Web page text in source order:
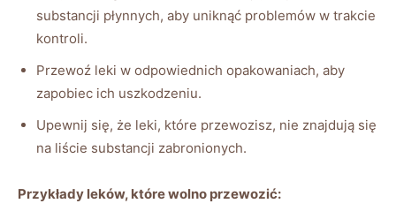
substancji płynnych, aby uniknąć problemów w trakcie
kontroli.
Przewoź leki w odpowiednich opakowaniach, aby
zapobiec ich uszkodzeniu.
Upewnij się, że leki, które przewozisz, nie znajdują się
na liście substancji zabronionych.
Przykłady leków, które wolno przewozić: